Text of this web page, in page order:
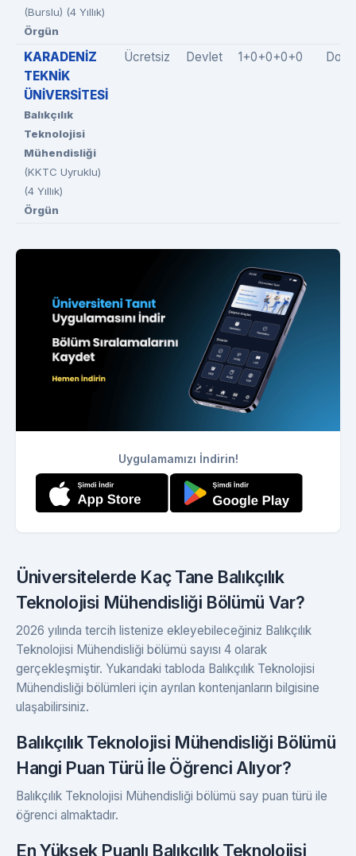
(Burslu) (4 Yıllık)
Örgün
KARADENİZ
TEKNİK
ÜNİVERSİTESİ
Balıkçılık
Teknolojisi
Mühendisliği
(KKTC Uyruklu)
(4 Yıllık)
Örgün
Ücretsiz Devlet 1+0+0+0+0
Uygulamamızı İndirin!
Üniversitelerde Kaç Tane Balıkçılık
Teknolojisi Mühendisliği Bölümü Var?
2026 yılında tercih listenize ekleyebileceğiniz Balıkçılık
Teknolojisi Mühendisliği bölümü sayısı 4 olarak
gerçekleşmiştir. Yukarıdaki tabloda Balıkçılık Teknolojisi
Mühendisliği bölümleri için ayrılan kontenjanların bilgisine
ulaşabilirsiniz.
Balıkçılık Teknolojisi Mühendisliği Bölümü
Hangi Puan Türü İle Öğrenci Alıyor?
Balıkçılık Teknolojisi Mühendisliği bölümü say puan türü ile
öğrenci almaktadır.
En Yüksek Puanlı Balıkçılık Teknolojisi